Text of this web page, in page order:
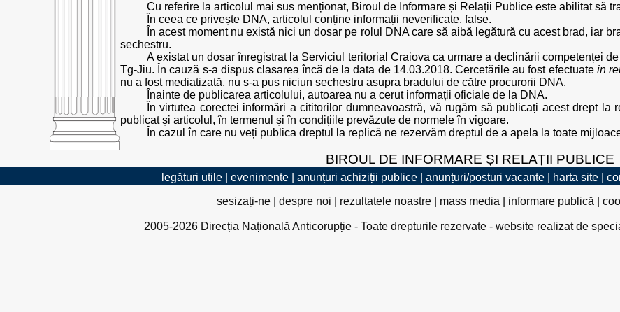
Cu referire la articolul mai sus menționat, Biroul de Informare și Relații Publice este abilitat să
În ceea ce privește DNA, articolul conține informații neverificate, false.
În acest moment nu există nici un dosar pe rolul DNA care să aibă legătură cu acest brad, iar
sechestru.
A existat un dosar înregistrat la Serviciul teritorial Craiova ca urmare a declinării competenței
Tg-Jiu. În cauză s-a dispus clasarea încă de la data de 14.03.2018. Cercetările au fost efectuate in
nu a fost mediatizată, nu s-a pus niciun sechestru asupra bradului de către procurorii DNA.
Înainte de publicarea articolului, autoarea nu a cerut informații oficiale de la DNA.
În virtutea corectei informări a cititorilor dumneavoastră, vă rugăm să publicați acest drept
publicat și articolul, în termenul și în condițiile prevăzute de normele în vigoare.
În cazul în care nu veți publica dreptul la replică ne rezervăm dreptul de a apela la toate
BIROUL DE INFORMARE ȘI RELAȚII PUBLICE
legături utile| evenimente| anunțuri achiziții publice| anunțuri/posturi vacante| harta site|
sesizați-ne| despre noi rezultatele noastre| mass media informare publică
2005-2026 Direcția Națională Anticorupție - Toate drepturile rezervate - website realizat de